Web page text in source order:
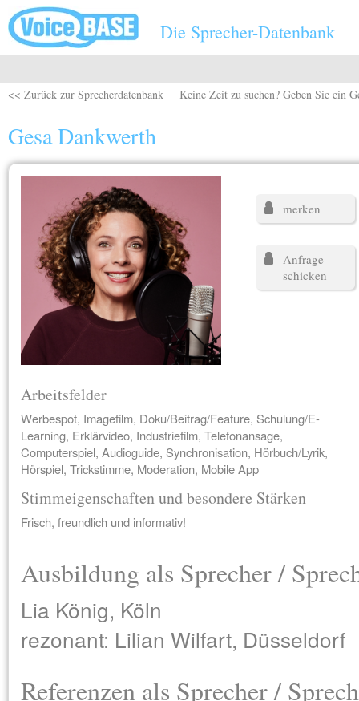
Direkt zum Inhalt
Die Sprecher-Datenbank
<< Zurück zur Sprecherdatenbank Keine Zeit zu suchen? Geben Sie ein
Gesa Dankwerth
merken
Anfrage
schicken
Arbeitsfelder
Werbespot, Imagefilm, Doku/Beitrag/Feature, Schulung/E-
Learning, Erklärvideo, Industriefilm, Telefonansage,
Computerspiel, Audioguide, Synchronisation, Hörbuch/Lyrik,
Hörspiel, Trickstimme, Moderation, Mobile App
Stimmeigenschaften und besondere Stärken
Frisch, freundlich und informativ!
Ausbildung als Sprecher /
Lia König, Köln
rezonant: Lilian Wilfart, Düsseldorf
Referenzen als Sprecher /